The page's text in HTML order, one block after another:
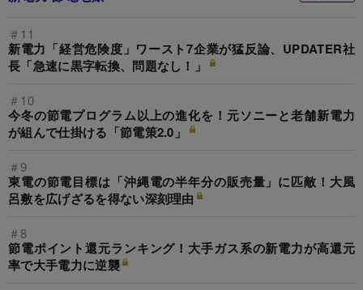
＃11
新電力「経営危険度」ワースト7企業が猛反論、UPDATER社
長「急速に黒字転換、問題なし！」
＃10
今冬の節電プログラム以上の進化を！元ソニーと老舗新電力
が組んで仕掛ける「節電策2.0」
＃9
東電の節電目標は「沖縄電の半年分の販売量」に匹敵！大風
呂敷を広げざるを得ない深刻理由
＃8
節電ポイント還元ランキング！大手ガス系の新電力が高還元
率で大手電力に逆襲